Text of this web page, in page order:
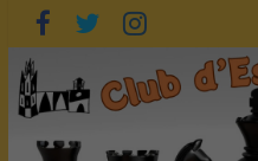
Skip
to
content